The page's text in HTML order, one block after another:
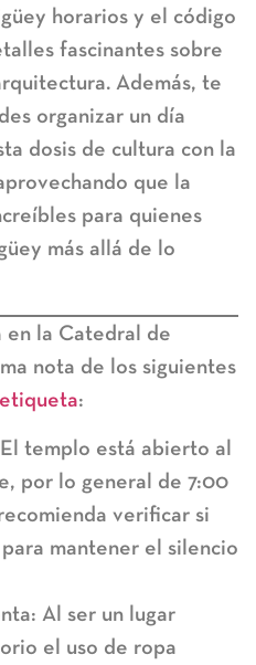
horarios y el código
fascinantes sobre
. Además, te
organizar un día
dosis de cultura con la
que la
para quienes
más allá de lo
en la Catedral de
nota de los siguientes
:
El templo está abierto al
por lo general de 7:00
verificar si
para mantener el silencio
Al ser un lugar
el uso de ropa